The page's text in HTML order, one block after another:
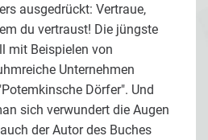
ausgedrückt: Vertraue,
du vertraust! Die jüngste
mit Beispielen von
Unternehmen
Dörfer". Und
sich verwundert die Augen
der Autor des Buches